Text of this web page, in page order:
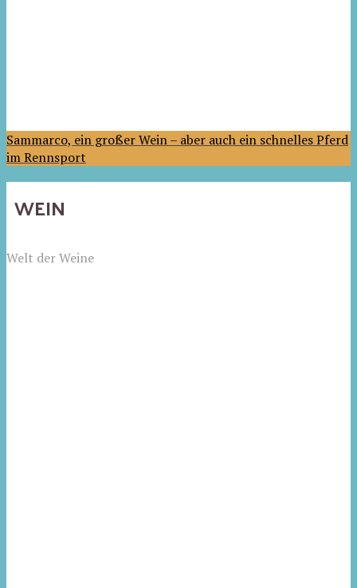
Sammarco, ein großer Wein – aber auch ein schnelles Pferd
im Rennsport
WEIN
Welt der Weine